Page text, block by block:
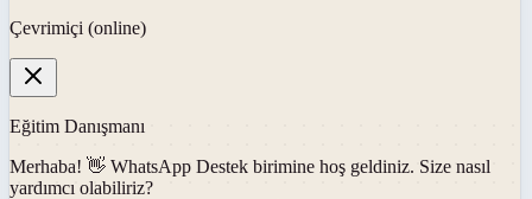
Çevrimiçi (online)
Eğitim Danışmanı
Merhaba! 👋 WhatsApp Destek birimine hoş geldiniz. Size nasıl
yardımcı olabiliriz?